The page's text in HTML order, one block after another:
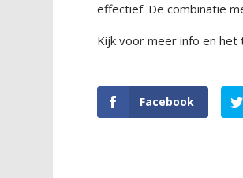
effectief. De combinatie
Kijk voor meer info en het
Facebook